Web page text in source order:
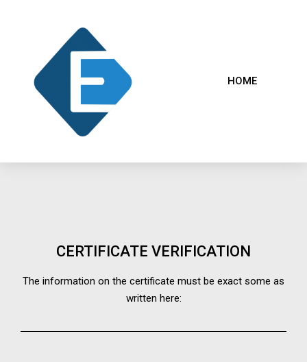
HOME
CERTIFICATE VERIFICATION
The information on the certificate must be exact some as
written here: